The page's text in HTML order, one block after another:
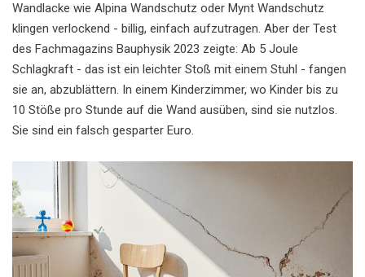
Wandlacke wie Alpina Wandschutz oder Mynt Wandschutz
klingen verlockend - billig, einfach aufzutragen. Aber der Test
des Fachmagazins Bauphysik 2023 zeigte: Ab 5 Joule
Schlagkraft - das ist ein leichter Stoß mit einem Stuhl - fangen
sie an, abzublättern. In einem Kinderzimmer, wo Kinder bis zu
10 Stöße pro Stunde auf die Wand ausüben, sind sie nutzlos.
Sie sind ein falsch gesparter Euro.